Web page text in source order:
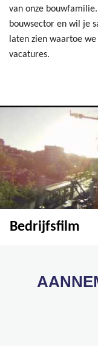
van onze
bouwsector en wil je
laten zien waartoe
vacatures.
Bedrijfsfilm